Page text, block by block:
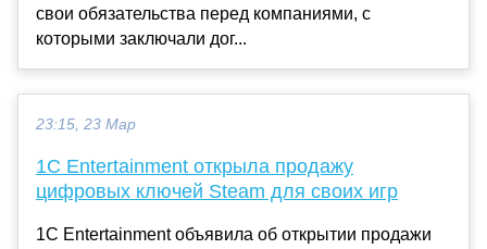
свои обязательства перед компаниями, с
которыми заключали дог...
23:15, 23 Мар
1С Entertainment открыла продажу
цифровых ключей Steam для своих игр
1С Entertainment объявила об открытии продажи